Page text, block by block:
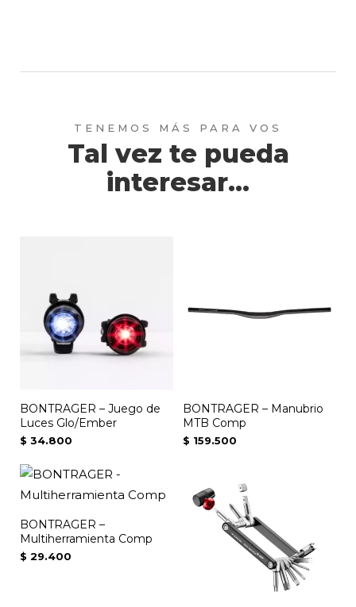
Tal vez te pueda
interesar...
BONTRAGER – Juego de
Luces Glo/Ember
$ 34.800
BONTRAGER – Manubrio
MTB Comp
$ 159.500
BONTRAGER –
Multiherramienta Comp
$ 29.400